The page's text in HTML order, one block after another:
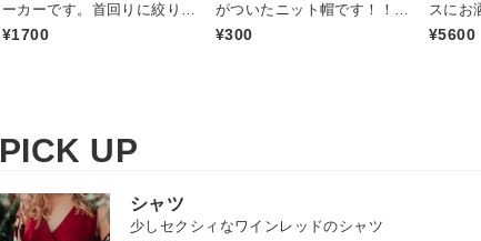
ーカーです。首回りに絞りが
ついている便利なアイテムで
¥1700
がついたニット帽です！！お
子さんが気にいること間違い
¥300
スにお
たりし
¥5600
PICK UP
シャツ
少しセクシィなワインレッドのシャツ